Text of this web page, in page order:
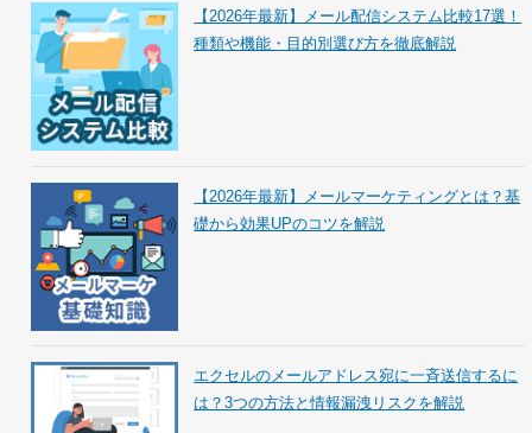
【2026年最新】メール配信システム比較17選！
種類や機能・目的別選び方を徹底解説
【2026年最新】メールマーケティングとは？基
礎から効果UPのコツを解説
エクセルのメールアドレス宛に一斉送信するに
は？3つの方法と情報漏洩リスクを解説